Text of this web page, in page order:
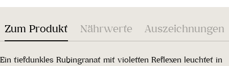
Zum Produkt Nährwerte Auszeichnungen
Ein tiefdunkles Rubingranat mit violetten Reflexen leuchtet in